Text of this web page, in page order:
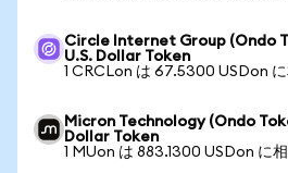
Circle Internet Group (Ondo
U.S. Dollar Token
1 CRCLon は 67.5300 USDon に
Micron Technology (Ondo
Dollar Token
1 MUon は 883.1300 USDon に